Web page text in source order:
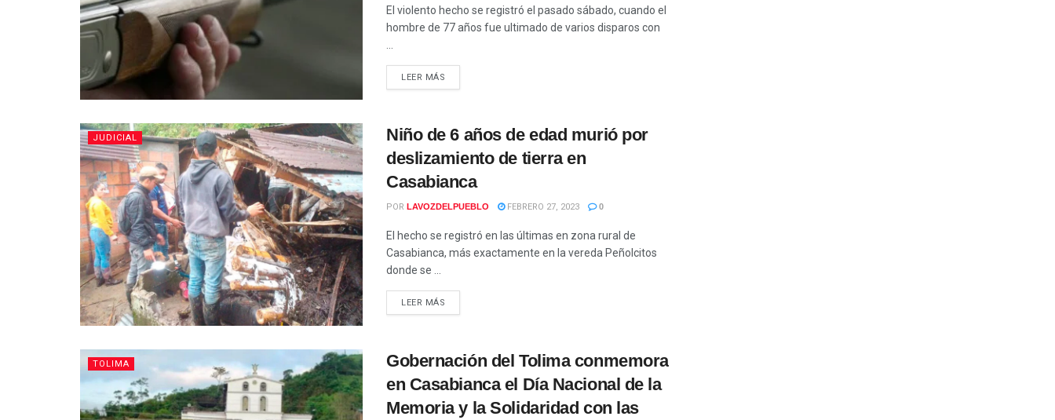
El violento hecho se registró el pasado sábado, cuando el
hombre de 77 años fue ultimado de varios disparos con
LEER MÁS
JUDICIAL
Niño de 6 años de edad murió por
deslizamiento de tierra en
Casabianca
POR LAVOZDELPUEBLO FEBRERO 27, 2023 0
El hecho se registró en las últimas en zona rural de
Casabianca, más exactamente en la vereda Peñolcitos
donde se ...
LEER MÁS
TOLIMA
Gobernación del Tolima conmemora
en Casabianca el Día Nacional de la
Memoria y la Solidaridad con las